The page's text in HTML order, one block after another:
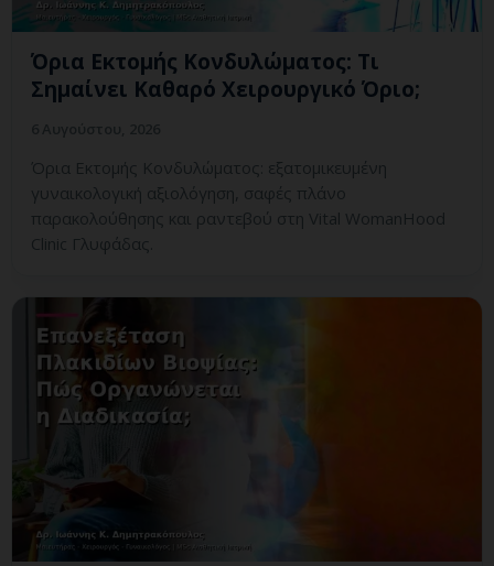
Όρια Εκτομής Κονδυλώματος: Τι
Σημαίνει Καθαρό Χειρουργικό Όριο;
Όρια Εκτομής Κονδυλώματος: εξατομικευμένη
γυναικολογική αξιολόγηση, σαφές πλάνο
παρακολούθησης και ραντεβού στη Vital WomanHood
Clinic Γλυφάδας.